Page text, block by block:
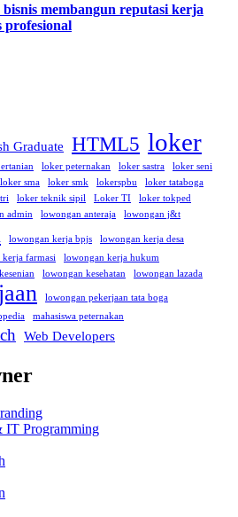
membangun reputasi kerja
profesional
Graduate HTML5 loker
loker peternakan loker sastra loker seni
loker sma loker smk lokerspbu
loker tataboga
loker teknik sipil Loker TI
loker tokped
admin lowongan anteraja lowongan j&t
lowongan kerja bpjs
lowongan kerja desa
farmasi
lowongan kerja hukum
lowongan kesehatan lowongan lazada
lowongan pekerjaan tata boga
mahasiswa peternakan
Web Developers
IT Programming